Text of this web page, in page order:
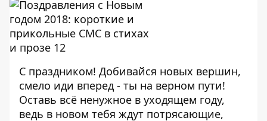
С праздником! Добивайся новых вершин,
смело иди вперед - ты на верном пути!
Оставь всё ненужное в уходящем году,
ведь в новом тебя ждут потрясающие,